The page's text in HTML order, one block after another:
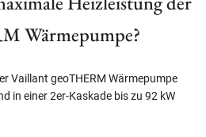
Wärmepumpe?
Vaillant geoTHERM Wärmepumpe
in einer 2er-Kaskade bis zu 92 kW